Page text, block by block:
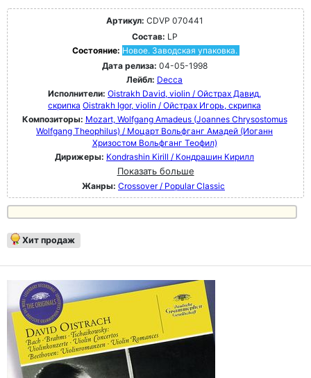
Артикул: CDVP 070441
Состав: LP
Состояние: Новое. Заводская упаковка.
Дата релиза: 04-05-1998
Лейбл: Decca
Исполнители: Oistrakh David, violin / Ойстрах Давид,
скрипка Oistrakh Igor, violin / Ойстрах Игорь, скрипка
Композиторы: Mozart, Wolfgang Amadeus (Joannes Chrysostomus
Wolfgang Theophilus) / Моцарт Вольфганг Амадей (Иоганн
Хризостом Вольфганг Теофил)
Дирижеры: Kondrashin Kirill / Кондрашин Кирилл
Показать больше
Жанры: Crossover / Popular Classic
Хит продаж